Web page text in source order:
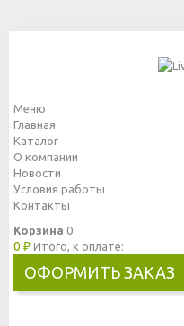
Меню
Главная
Каталог
О компании
Новости
Условия работы
Контакты
Корзина 0
0 ₽ Итого, к оплате:
ОФОРМИТЬ ЗАКАЗ